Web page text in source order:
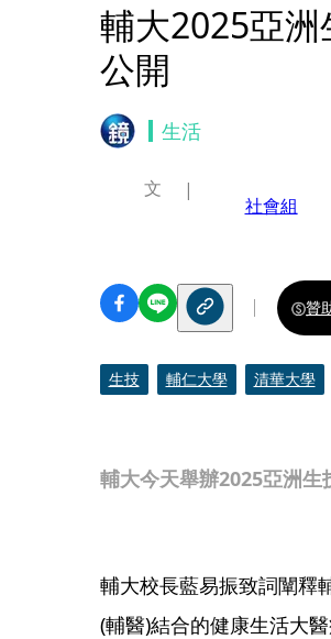
輔大2025亞
公開
生活
輔大今天舉辦2025亞洲生
文
社會組
贊
生技 輔仁大學 清華大學
輔大校長藍易振致詞闡釋
(輔醫)結合的健康生活大